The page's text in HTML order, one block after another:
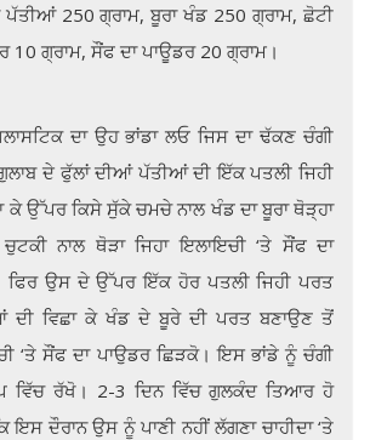
250 ਗ੍ਰਾਮ, ਬੂਰਾ ਖੰਡ 250 ਗ੍ਰਾਮ, ਛੋਟੀ
10 ਗ੍ਰਾਮ, ਸੌਂਫ ਦਾ ਪਾਊਡਰ 20 ਗ੍ਰਾਮ।
ਦਾ ਉਹ ਭਾਂਡਾ ਲਓ ਜਿਸ ਦਾ ਢੱਕਣ ਚੰਗੀ
ਦੇ ਫੁੱਲਾਂ ਦੀਆਂ ਪੱਤੀਆਂ ਦੀ ਇੱਕ ਪਤਲੀ ਜਿਹੀ
ਕੇ ਉੱਪਰ ਕਿਸੇ ਸੁੱਕੇ ਚਮਚੇ ਨਾਲ ਖੰਡ ਦਾ ਬੂਰਾ ਥੋੜ੍ਹਾ
ਨਾਲ ਥੋੜਾ ਜਿਹਾ ਇਲਾਇਚੀ ‘ਤੇ ਸੌਂਫ ਦਾ
ਫਿਰ ਉਸ ਦੇ ਉੱਪਰ ਇੱਕ ਹੋਰ ਪਤਲੀ ਜਿਹੀ ਪਰਤ
ਦੀ ਵਿਛਾ ਕੇ ਖੰਡ ਦੇ ਬੂਰੇ ਦੀ ਪਰਤ ਬਣਾਉਣ ਤੋਂ
‘ਤੇ ਸੌਂਫ ਦਾ ਪਾਉਡਰ ਛਿੜਕੋ। ਇਸ ਭਾਂਡੇ ਨੂੰ ਚੰਗੀ
ਵਿੱਚ ਰੱਖੋ। 2-3 ਦਿਨ ਵਿੱਚ ਗੁਲਕੰਦ ਤਿਆਰ ਹੋ
ਇਸ ਦੌਰਾਨ ਉਸ ਨੂੰ ਪਾਣੀ ਨਹੀਂ ਲੱਗਣਾ ਚਾਹੀਦਾ ‘ਤੇ